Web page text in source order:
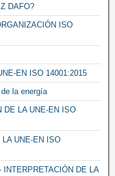
DAFO?
ISO
EN ISO 14001:2015
la energía
DE LA UNE-EN ISO
UNE-EN ISO
DE LA